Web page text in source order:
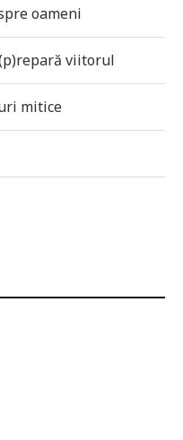
oameni
(p)repară viitorul
mitice